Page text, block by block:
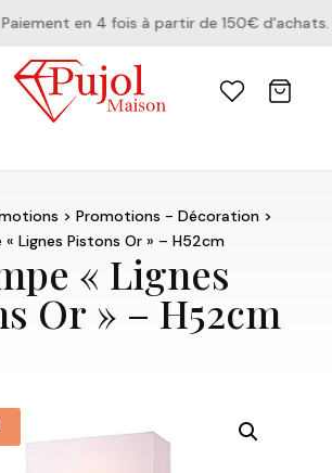
en 4 fois à partir de 150€ d'achats.
> Promotions - Décoration>
« Lignes Pistons Or » – H52cm
« Lignes
Or » – H52cm